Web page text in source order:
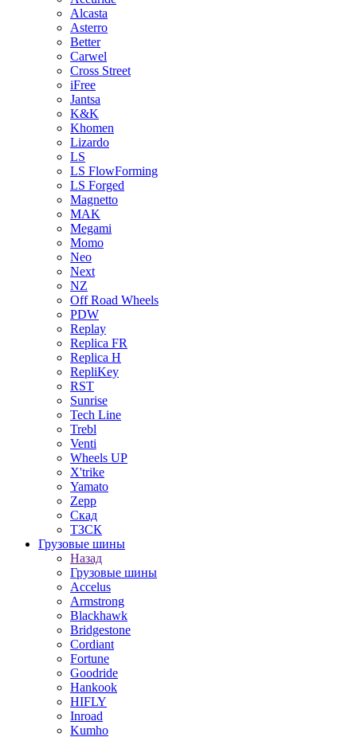
Alcasta
Asterro
Better
Carwel
Cross Street
iFree
Jantsa
K&K
Khomen
Lizardo
LS
LS FlowForming
LS Forged
Magnetto
MAK
Megami
Momo
Neo
Next
NZ
Off Road Wheels
PDW
Replay
Replica FR
Replica H
RepliKey
RST
Sunrise
Tech Line
Trebl
Venti
Wheels UP
X'trike
Yamato
Zepp
Скад
ТЗСК
Грузовые шины
Назад
Грузовые шины
Accelus
Armstrong
Blackhawk
Bridgestone
Cordiant
Fortune
Goodride
Hankook
HIFLY
Inroad
Kumho